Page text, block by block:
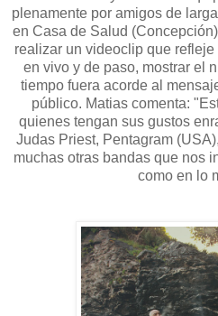
plenamente por amigos de
en Casa de Salud
realizar un videoclip que
en vivo y de paso, mostrar el
tiempo fuera acorde al
público. Matias comenta:
quienes tengan sus gustos
Judas Priest, Pentagram
muchas otras bandas que nos
como en lo